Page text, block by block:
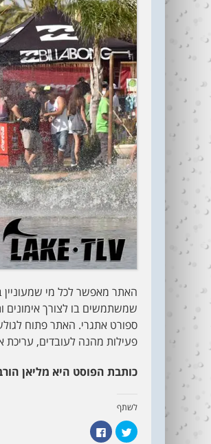
האתר מאפשר לכל מי שמעוניין
שמשתמשים בו לצורך אימונים
ספורט אתגרי. האתר פתוח
פעילות מהנה לעובדים, עריכת
כותבת הפוסט היא מליאן
לשתף
ל
ח
ל
ח